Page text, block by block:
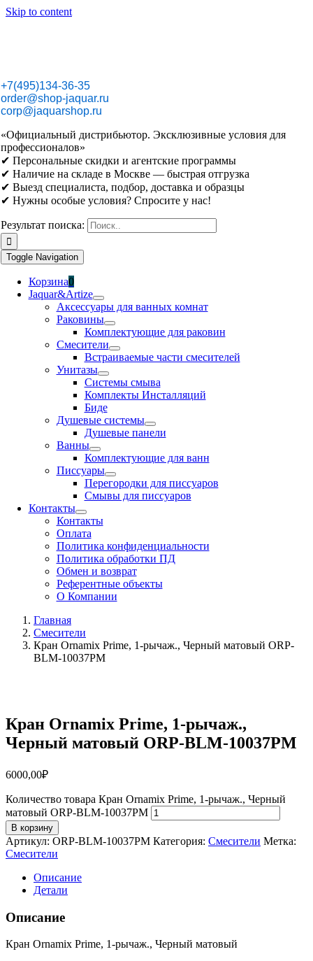
Skip to content
+7(495)134-36-35
order@shop-jaquar.ru
corp@jaquarshop.ru
«Официальный дистрибьютор. Эксклюзивные условия для
профессионалов»
✔ Персональные скидки и агентские программы
✔ Наличие на складе в Москве — быстрая отгрузка
✔ Выезд специалиста, подбор, доставка и образцы
✔ Нужны особые условия? Спросите у нас!
Результат поиска:
Toggle Navigation
Корзина0
Jaquar&Artize
Аксессуары для ванных комнат
Раковины
Комплектующие для раковин
Смесители
Встраиваемые части смесителей
Унитазы
Системы смыва
Комплекты Инсталляций
Биде
Душевые системы
Душевые панели
Ванны
Комплектующие для ванн
Писсуары
Перегородки для писсуаров
Смывы для писсуаров
Контакты
Контакты
Оплата
Политика конфиденциальности
Политика обработки ПД
Обмен и возврат
Референтные объекты
О Компании
Главная
Смесители
Кран Ornamix Prime, 1-рычаж., Черный матовый ORP-
BLM-10037PM
Кран Ornamix Prime, 1-рычаж.,
Черный матовый ORP-BLM-10037PM
6000,00₽
Количество товара Кран Ornamix Prime, 1-рычаж., Черный
матовый ORP-BLM-10037PM
В корзину
Артикул: ORP-BLM-10037PM Категория: Смесители Метка:
Смесители
Описание
Детали
Описание
Кран Ornamix Prime, 1-рычаж., Черный матовый